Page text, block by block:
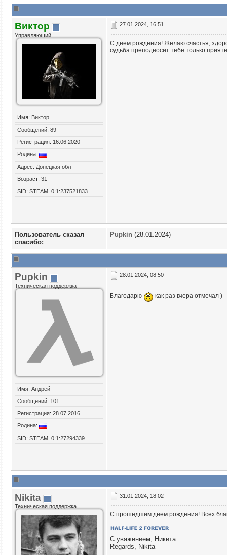
Виктор
Управляющий
Имя: Виктор
Сообщений: 89
Регистрация: 16.06.2020
Родина:
Адрес: Донецкая обл
Возраст: 31
SID: STEAM_0:1:237521833
27.01.2024, 16:51
С днем рождения! Желаю счастья,
судьба преподносит тебе только
Пользователь сказал
cпасибо:
Puрkin (28.01.2024)
Puрkin
Техническая поддержка
Имя: Андрей
Сообщений: 101
Регистрация: 28.07.2016
Родина:
SID: STEAM_0:1:27294339
28.01.2024, 08:50
Благодарю как раз вчера отмечал )
Nikita
Техническая поддержка
31.01.2024, 18:02
С прошедшим днем рождения! Всех
С уважением, Никита
Regards, Nikita